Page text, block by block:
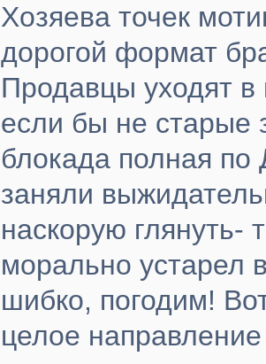
Хозяева точек
дорогой формат
Продавцы уходят в
если бы не старые
блокада полная
заняли
наскорую глянуть-
морально устарел
шибко, погодим!
целое